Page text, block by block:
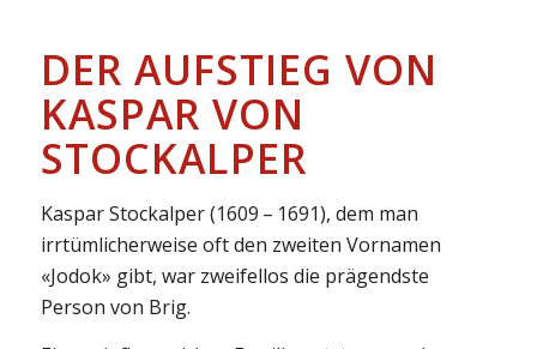
DER AUFSTIEG VON
KASPAR VON
STOCKALPER
Kaspar Stockalper (1609 – 1691), dem man
irrtümlicherweise oft den zweiten Vornamen
«Jodok» gibt, war zweifellos die prägendste
Person von Brig.